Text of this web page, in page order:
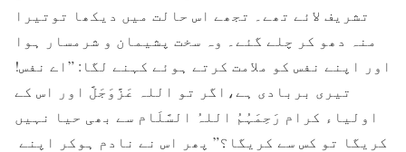
تشریف لائے تھے۔ تجھے اس حالت میں دیکھا توتیرا
منہ دھو کر چلے گئے۔ وہ سخت پشیمان و شرمسار ہوا
اور اپنے نفس کو ملامت کرتے ہوئے کہنے لگا: ”اے نفس!
تیری بربادی ہے،اگر تو اللہ عَزَّوَجَلَّ اور اس کے
اولیاء کرام رَحِمَہُمُ اللہُ السَّلَام سے بھی حیا نہیں
کریگا تو کس سے کریگا؟” پھر اس نے نادم ہوکر اپنے